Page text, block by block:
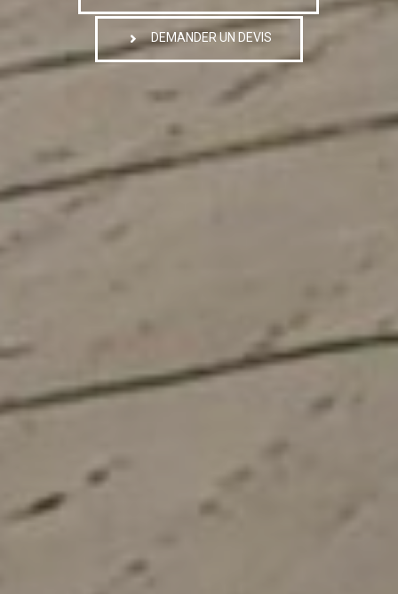
DEMANDER UN DEVIS